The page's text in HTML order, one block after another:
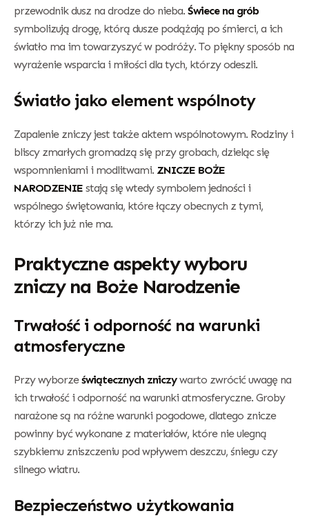
przewodnik dusz na drodze do nieba. Świece na grób
symbolizują drogę, którą dusze podążają po śmierci, a ich
światło ma im towarzyszyć w podróży. To piękny sposób na
wyrażenie wsparcia i miłości dla tych, którzy odeszli.
Światło jako element wspólnoty
Zapalenie zniczy jest także aktem wspólnotowym. Rodziny i
bliscy zmarłych gromadzą się przy grobach, dzieląc się
wspomnieniami i modlitwami. ZNICZE BOŻE
NARODZENIE stają się wtedy symbolem jedności i
wspólnego świętowania, które łączy obecnych z tymi,
którzy ich już nie ma.
Praktyczne aspekty wyboru
zniczy na Boże Narodzenie
Trwałość i odporność na warunki
atmosferyczne
Przy wyborzeświątecznych zniczywarto zwrócić uwagę na
ich trwałość i odporność na warunki atmosferyczne. Groby
narażone są na różne warunki pogodowe, dlatego znicze
powinny być wykonane z materiałów, które nie ulegną
szybkiemu zniszczeniu pod wpływem deszczu, śniegu czy
silnego wiatru.
Bezpieczeństwo użytkowania